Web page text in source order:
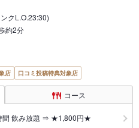
クL.O.23:30)
約2分
店 口コミ投稿特典対象店
コース
間 飲み放題 ⇒ ★1,800円★